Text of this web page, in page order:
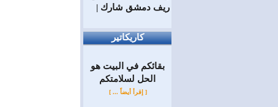
ريف دمشق شارك |
كاريكاتير
بقائكم في البيت هو
الحل لسلامتكم
[ إقرأ أيضاً ... ]